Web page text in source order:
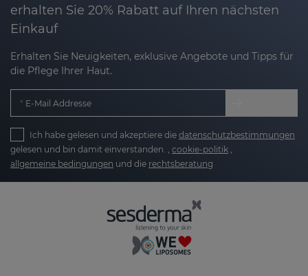
erhalten Sie 20% Rabatt auf Ihren nächsten
Einkauf
Erhalten Sie Neuigkeiten, exklusive Angebote und Tipps für
die Pflege Ihrer Haut.
E-Mail Addresse
Ich habe gelesen und akzeptiere die datenschutzbestimmungen
gelesen und bin damit einverstanden. , cookie-politik
allgemeine bedingungen und die rechtsberatung